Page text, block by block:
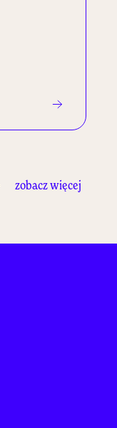
zobacz więcej